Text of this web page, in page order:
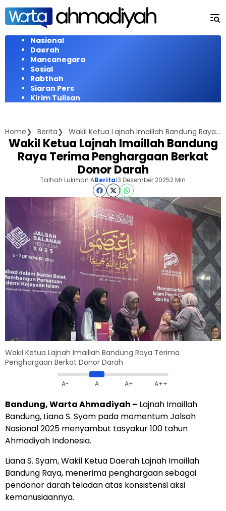
Langsung
konten
Nasional
Daerah
Mancanegara
Sosial
Rabthah
Siaran Pers
Kirim Tulisan
Home Berita Wakil Ketua Lajnah Imaillah Bandung Raya Terima Penghargaan Berkat Donor Darah
Wakil Ketua Lajnah Imaillah Bandung
Raya Terima Penghargaan Berkat
Donor Darah
Talhah Lukman ABerita13 Desember 20252 Min
Wakil Ketua Lajnah Imaillah Bandung Raya Terima
Penghargaan Berkat Donor Darah
A- A A+ A++
Bandung, Warta Ahmadiyah – Lajnah Imaillah
Bandung, Liana S. Syam pada momentum Jalsah
Nasional 2025 menyambut tasyakur 100 tahun
Ahmadiyah Indonesia.
Liana S. Syam, Wakil Ketua Daerah Lajnah Imaillah
Bandung Raya, menerima penghargaan sebagai
pendonor darah teladan atas konsistensi aksi
kemanusiaannya.